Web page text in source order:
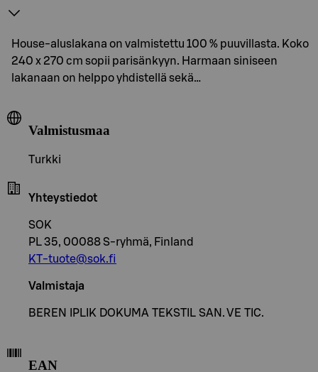
House-aluslakana on valmistettu 100 % puuvillasta. Koko
240 x 270 cm sopii parisänkyyn. Harmaan siniseen
lakanaan on helppo yhdistellä sekä…
Valmistusmaa
Turkki
Yhteystiedot
SOK
PL 35, 00088 S-ryhmä, Finland
KT-tuote@sok.fi
Valmistaja
BEREN IPLIK DOKUMA TEKSTIL SAN. VE TIC.
EAN